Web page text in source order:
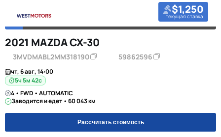
$1,250
текущая ставка
2021 MAZDA CX-30
3MVDMABL2MM318190 59862596
чт, 6 авг, 14:00
5ч 5м 42с
4 • FWD • AUTOMATIC
Заводится и едет • 60 043 км
Рассчитать стоимость